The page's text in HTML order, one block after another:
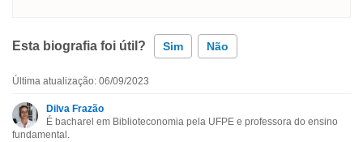
Esta biografia foi útil? Sim Não
Esta biografia não tem a informação que procuro
Última atualização: 06/09/2023
Dilva Frazão
É bacharel em Biblioteconomia pela UFPE e professora do ensino
fundamental.